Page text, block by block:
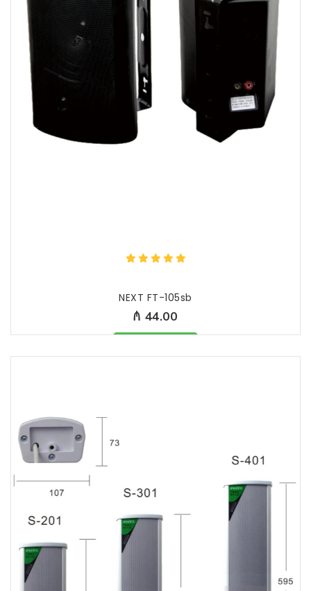
NEXT FT-105sb
₼ 44.00
Məhsul mövcüddur